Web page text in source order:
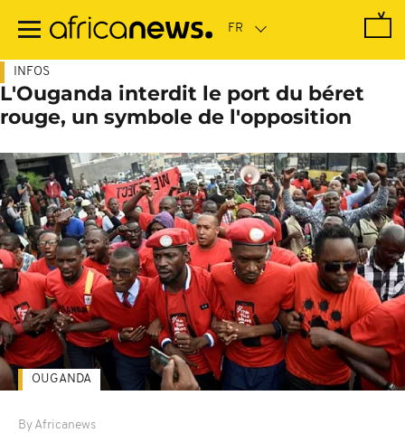
contenu
INFOS
L'Ouganda interdit le port du béret
rouge, un symbole de l'opposition
By Africanews
OUGANDA